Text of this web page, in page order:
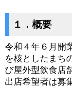
１．概要
令和４年６月開
を核としたまち
び屋外型飲食店
出店希望者は募